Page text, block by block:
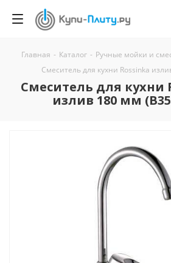
Главная - Каталог - Ручные мойки и
Смеситель для кухни Rossinka
Смеситель для кухни
излив 180 мм